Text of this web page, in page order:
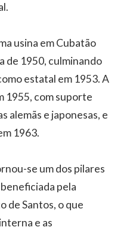
usina em Cubatão
de 1950, culminando
estatal em 1953. A
1955, com suporte
alemãs e japonesas, e
1963.
se um dos pilares
pela
de Santos, o que
e as